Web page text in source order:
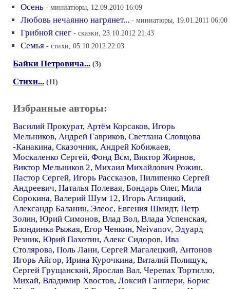
Осень - миниатюры, 12.09.2010 16:09
Любовь нечаянно нагрянет... - миниатюры, 19.01.2011 06:00
Грибной снег - сказки, 23.10.2012 21:43
Семья - стихи, 05.10.2012 22:03
Байки Петровича... (3)
Стихи... (11)
Избранные авторы:
Василий Прокурат, Артём Корсаков, Игорь
Мельников, Андрей Гавриков, Светлана Словцова
-Канакина, Сказочник, Андрей Кобижаев,
Москаленко Сергей, Фонд Всм, Виктор Жирнов,
Виктор Мельников 2, Михаил Михайлович Рожин,
Пастор Сергей, Игорь Рассказов, Пилипенко Сергей
Андреевич, Наталья Полевая, Бондарь Олег, Мила
Сорокина, Валерий Шум 12, Игорь Аглицкий,
Александр Баланин, Элеос, Евгения Шмидт, Петр
Золин, Юрий Симонов, Влад Вол, Влада Успенская,
Блондинка Рыжая, Егор Ченкин, Neivanov, Эдуард
Резник, Юрий Пахотин, Алекс Сидоров, Ива
Столярова, Поль Лани, Сергей Магалецкий, Антонов
Игорь Айгор, Ирина Курочкина, Виталий Полищук,
Сергей Грущанский, Ярослав Вал, Черепах Тортилло,
Михай, Владимир Хвостов, Локсий Ганглери, Борис